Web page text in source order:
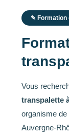
✎ Formation
Vous
transpalette
organisme
Auvergne-